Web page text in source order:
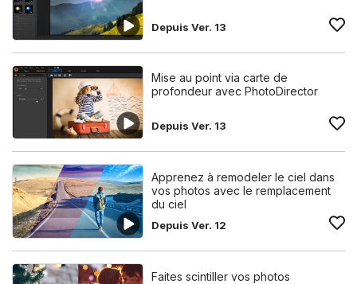
Depuis Ver. 13
Mise au point via carte de
profondeur avec PhotoDirector
Depuis Ver. 13
Apprenez à remodeler le ciel dans
vos photos avec le remplacement
du ciel
Depuis Ver. 12
Faites scintiller vos photos